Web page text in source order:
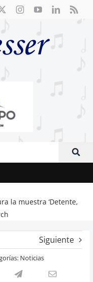
la muestra ‘Detente,
Siguiente
Noticias